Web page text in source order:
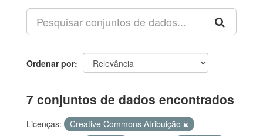
Ordenar por
7 conjuntos de dados encontrados
Licenças:
Creative Commons Atribuição